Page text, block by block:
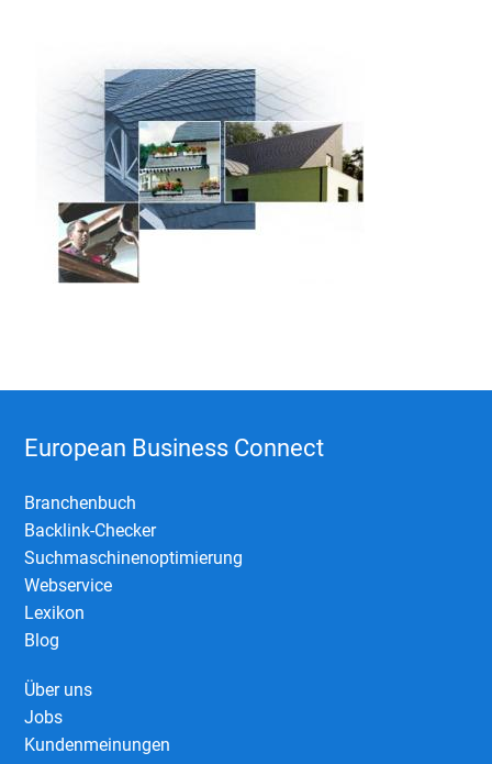
European Business Connect
Branchenbuch
Backlink-Checker
Suchmaschinenoptimierung
Webservice
Lexikon
Blog
Über uns
Jobs
Kundenmeinungen